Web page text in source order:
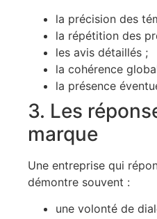
la précision des
la répétition des
les avis détaillés ;
la cohérence
la présence
3. Les
marque
Une entreprise qui
démontre souvent :
une volonté de